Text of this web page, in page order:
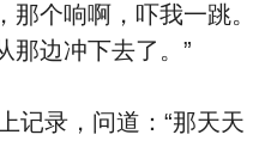
个响啊，吓我一跳。
那边冲下去了。”
录，问道：“那天天